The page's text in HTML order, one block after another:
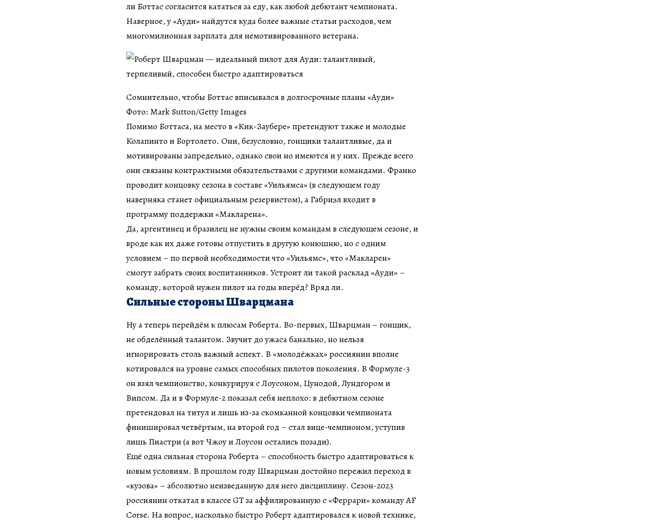
ли Боттас согласится кататься за еду, как любой дебютант чемпионата.
Наверное, у «Ауди» найдутся куда более важные статьи расходов, чем
многомилионная зарплата для немотивированного ветерана.
Сомнительно, чтобы Боттас вписывался в долгосрочные планы «Ауди»
Фото: Mark Sutton/Getty Images
Помимо Боттаса, на место в «Кик-Заубере» претендуют также и молодые
Колапинто и Бортолето. Они, безусловно, гонщики талантливые, да и
мотивированы запредельно, однако свои но имеются и у них. Прежде всего
они связаны контрактными обязательствами с другими командами. Франко
проводит концовку сезона в составе «Уильямса» (в следующем году
наверняка станет официальным резервистом), а Габриэл входит в
программу поддержки «Макларена».
Да, аргентинец и бразилец не нужны своим командам в следующем сезоне, и
вроде как их даже готовы отпустить в другую конюшню, но с одним
условием – по первой необходимости что «Уильямс», что «Макларен»
смогут забрать своих воспитанников. Устроит ли такой расклад «Ауди» –
команду, которой нужен пилот на годы вперёд? Вряд ли.
Сильные стороны Шварцмана
Ну а теперь перейдём к плюсам Роберта. Во-первых, Шварцман – гонщик,
не обделённый талантом. Звучит до ужаса банально, но нельзя
игнорировать столь важный аспект. В «молодёжках» россиянин вполне
котировался на уровне самых способных пилотов поколения. В Формуле-3
он взял чемпионство, конкурируя с Лоусоном, Цунодой, Лундгором и
Випсом. Да и в Формуле-2 показал себя неплохо: в дебютном сезоне
претендовал на титул и лишь из-за скомканной концовки чемпионата
финишировал четвёртым, на второй год – стал вице-чемпионом, уступив
лишь Пиастри (а вот Чжоу и Лоусон остались позади).
Ещё одна сильная сторона Роберта – способность быстро адаптироваться к
новым условиям. В прошлом году Шварцман достойно пережил переход в
«кузова» – абсолютно неизведанную для него дисциплину. Сезон-2023
россиянин откатал в классе GT за аффилированную с «Феррари» команду AF
Corse. На вопрос, насколько быстро Роберт адаптировался к новой технике,